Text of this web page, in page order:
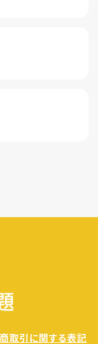
取引に関する表記